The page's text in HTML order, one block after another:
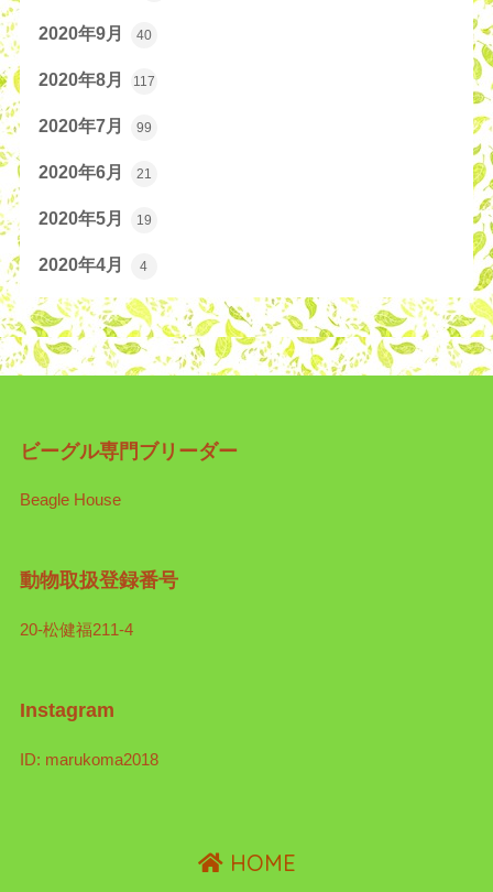
2020年9月 40
2020年8月 117
2020年7月 99
2020年6月 21
2020年5月 19
2020年4月 4
ビーグル専門ブリーダー
Beagle House
動物取扱登録番号
20-松健福211-4
Instagram
ID: marukoma2018
HOME